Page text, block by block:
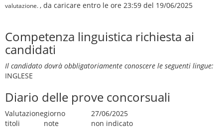
valutazione. , da caricare entro le ore 23:59 del 19/06/2025
Competenza linguistica richiesta ai
candidati
Il candidato dovrà obbligatoriamente conoscere le seguenti lingue:
INGLESE
Diario delle prove concorsuali
Valutazione
titoli
giorno
27/06/2025
note
non indicato